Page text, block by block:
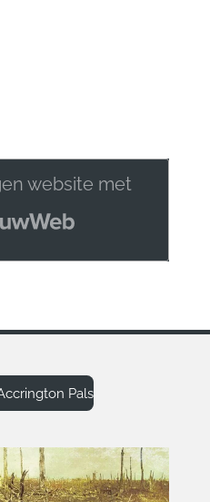
website met
Pals